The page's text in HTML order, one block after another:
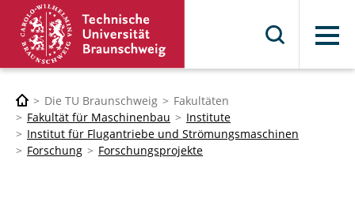
Menü
Die TU Braunschweig
Fakultäten
Fakultät für Maschinenbau
Institute
Institut für Flugantriebe und Strömungsmaschinen
Forschung
Forschungsprojekte